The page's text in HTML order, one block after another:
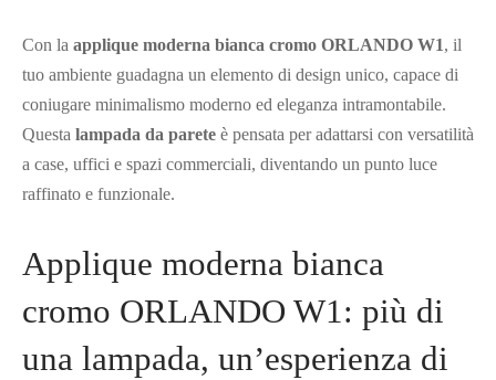
Con la applique moderna bianca cromo ORLANDO W1, il
tuo ambiente guadagna un elemento di design unico, capace di
coniugare minimalismo moderno ed eleganza intramontabile.
Questa lampada da parete è pensata per adattarsi con versatilità
a case, uffici e spazi commerciali, diventando un punto luce
raffinato e funzionale.
Applique moderna bianca
cromo ORLANDO W1: più di
una lampada, un’esperienza di